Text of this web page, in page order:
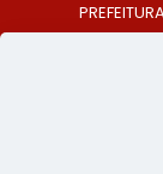
Centro,
E-